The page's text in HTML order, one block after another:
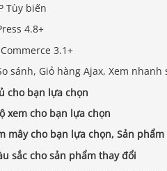
Tùy biến
4.8+
3.1+
sánh, Giỏ hàng Ajax, Xem nhanh
cho bạn lựa chọn
xem cho bạn lựa chọn
mây cho bạn lựa chọn, Sản
sắc cho sản phẩm thay đổi